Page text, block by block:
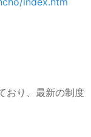
おり、最新の制度